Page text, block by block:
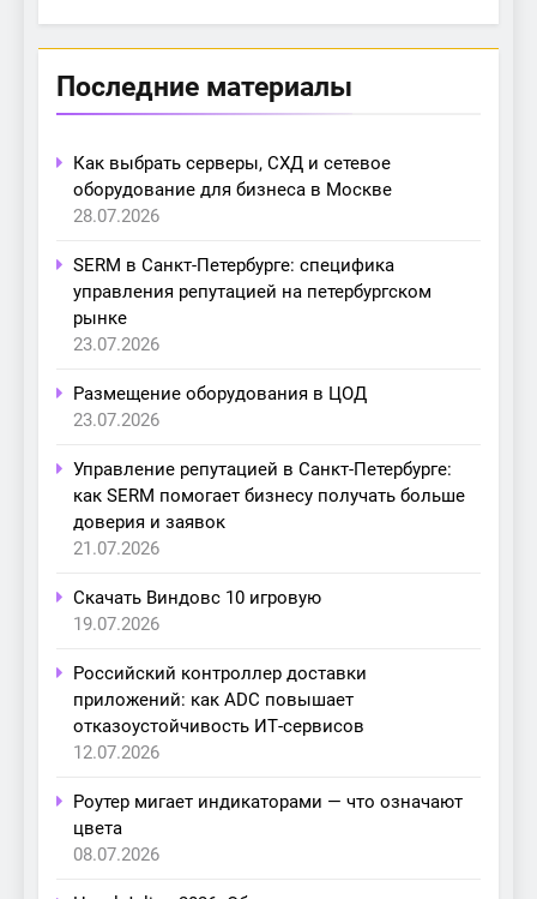
Последние материалы
Как выбрать серверы, СХД и сетевое
оборудование для бизнеса в Москве
28.07.2026
SERM в Санкт-Петербурге: специфика
управления репутацией на петербургском
рынке
23.07.2026
Размещение оборудования в ЦОД
23.07.2026
Управление репутацией в Санкт-Петербурге:
как SERM помогает бизнесу получать больше
доверия и заявок
21.07.2026
Скачать Виндовс 10 игровую
19.07.2026
Российский контроллер доставки
приложений: как ADC повышает
отказоустойчивость ИТ-сервисов
12.07.2026
Роутер мигает индикаторами — что означают
цвета
08.07.2026